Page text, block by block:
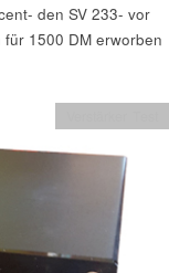
den SV 233- vor
1500 DM erworben